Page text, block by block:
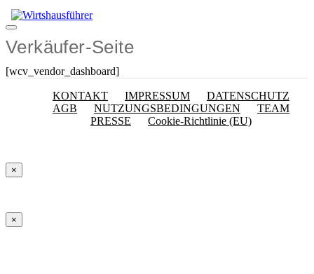
Zum
Inhalt
Menü
Verkäufer-Seite
[wcv_vendor_dashboard]
KONTAKT IMPRESSUM
DATENSCHUTZ
AGB
NUTZUNGSBEDINGUNGEN
TEAM
PRESSE
Cookie-Richtlinie (EU)
×
×